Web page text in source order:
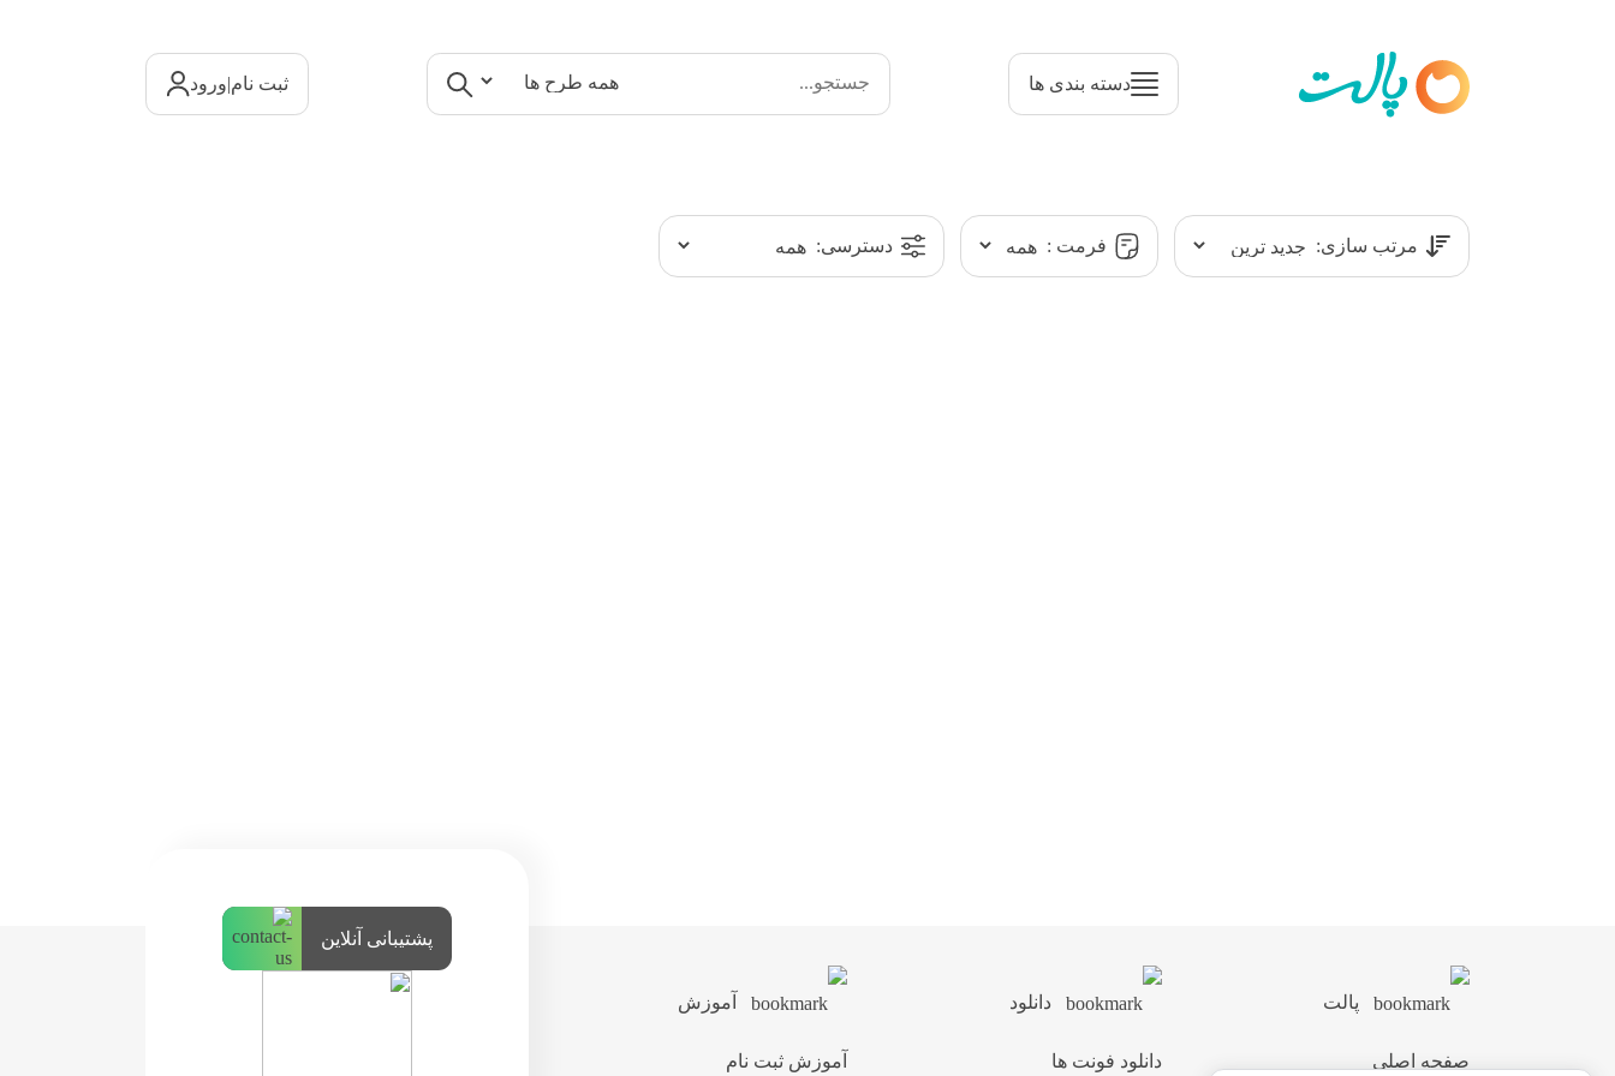
دسته بندی ها ثبت نام|ورود
مرتب سازی: فرمت : دسترسی:
پالت
صفحه اصلی
دانلود
دانلود فونت ها
آموزش
آموزش ثبت نام
پشتیبانی آنلاین